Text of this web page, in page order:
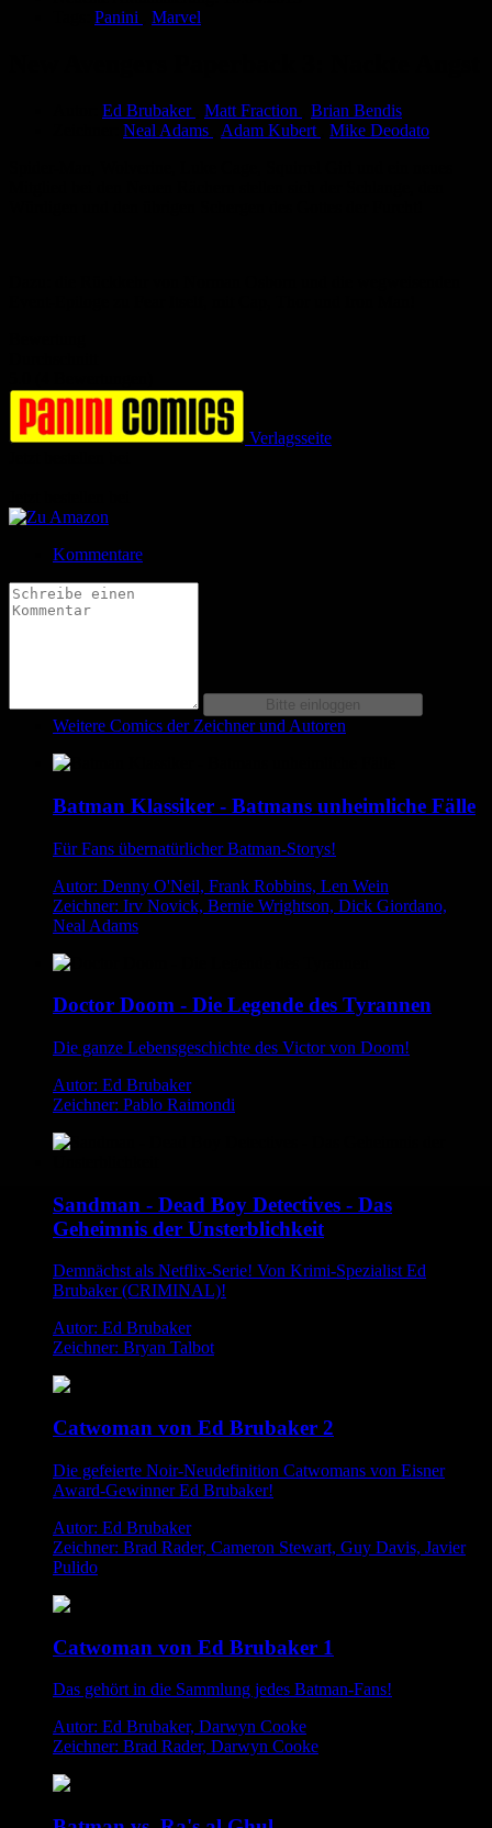
Panini Marvel
Ed Brubaker Matt Fraction
Brian Bendis
Neal Adams Adam Kubert
Mike Deodato
Verlagsseite
Kommentare
Weitere Comics der Zeichner und Autoren
Batman Klassiker - Batmans unheimliche Fälle
Für Fans übernatürlicher Batman-Storys!
Autor: Denny O'Neil, Frank Robbins, Len Wein
Zeichner: Irv Novick, Bernie Wrightson, Dick Giordano,
Neal Adams
Doctor Doom - Die Legende des Tyrannen
Die ganze Lebensgeschichte des Victor von Doom!
Autor: Ed Brubaker
Zeichner: Pablo Raimondi
Sandman - Dead Boy Detectives - Das
Geheimnis der Unsterblichkeit
Demnächst als Netflix-Serie! Von Krimi-Spezialist Ed
Brubaker (CRIMINAL)!
Autor: Ed Brubaker
Zeichner: Bryan Talbot
Catwoman von Ed Brubaker 2
Die gefeierte Noir-Neudefinition Catwomans von Eisner
Award-Gewinner Ed Brubaker!
Autor: Ed Brubaker
Zeichner: Brad Rader, Cameron Stewart, Guy Davis, Javier
Pulido
Catwoman von Ed Brubaker 1
Das gehört in die Sammlung jedes Batman-Fans!
Autor: Ed Brubaker, Darwyn Cooke
Zeichner: Brad Rader, Darwyn Cooke